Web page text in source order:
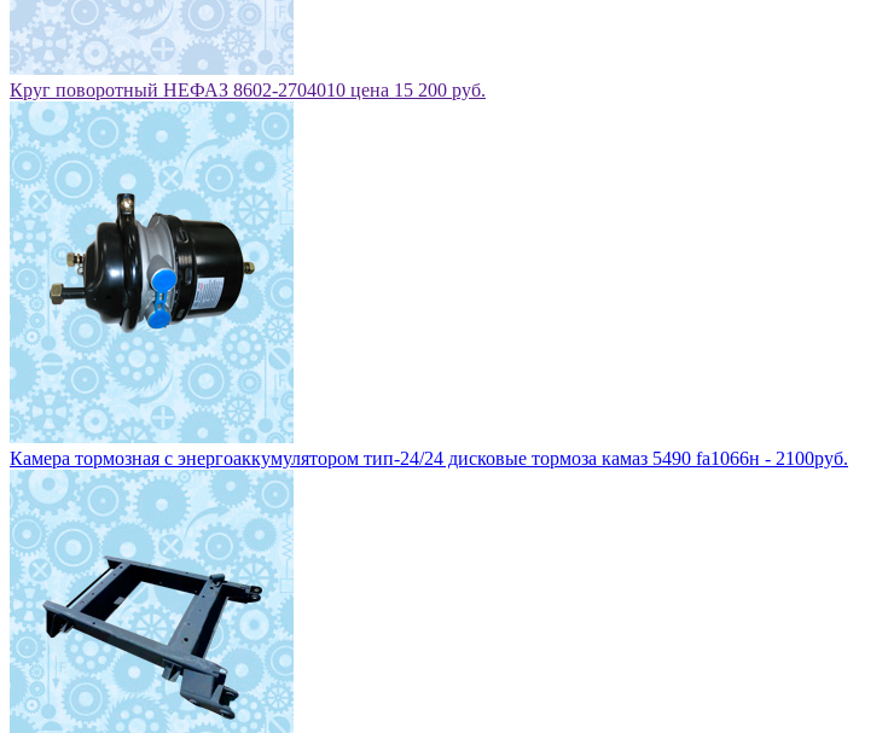
Круг поворотный НЕФАЗ 8602-2704010 цена 15 200 руб.
Камера тормозная с энергоаккумулятором тип-24/24 дисковые тормоза камаз 5490 fa1066н - 2100руб.